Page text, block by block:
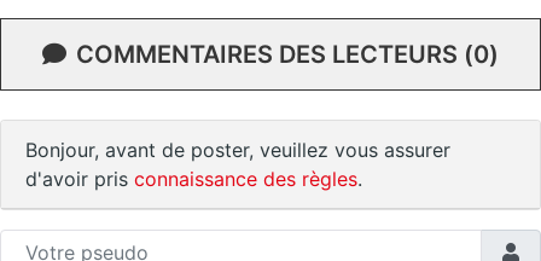
COMMENTAIRES DES LECTEURS (0)
Bonjour, avant de poster, veuillez vous assurer
d'avoir pris connaissance des règles.